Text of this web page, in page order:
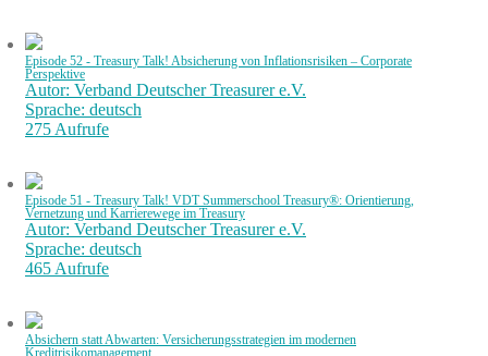
Episode 52 - Treasury Talk! Absicherung von Inflationsrisiken – Corporate
Perspektive
Autor: Verband Deutscher Treasurer e.V.
Sprache: deutsch
275 Aufrufe
Episode 51 - Treasury Talk! VDT Summerschool Treasury®: Orientierung,
Vernetzung und Karrierewege im Treasury
Autor: Verband Deutscher Treasurer e.V.
Sprache: deutsch
465 Aufrufe
Absichern statt Abwarten: Versicherungsstrategien im modernen
Kreditrisikomanagement